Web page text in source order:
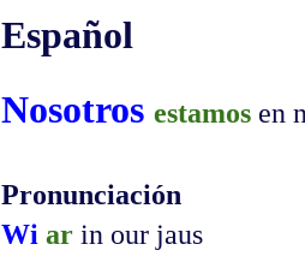
Español
Nosotros estamos en
Pronunciación
Wi ar in our jaus